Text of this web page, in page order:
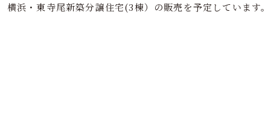
横浜・東寺尾新築分譲住宅(3棟）の販売を予定しています。